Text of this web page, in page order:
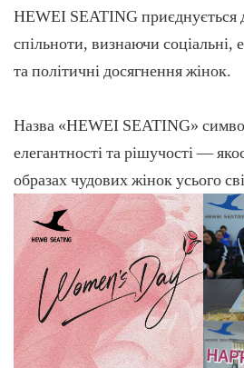
HEWEI SEATING приєднується
спільноти, визнаючи соціальні,
та політичні досягнення жінок.
Назва «HEWEI SEATING»
елегантності та рішучості —
образах чудових жінок усього